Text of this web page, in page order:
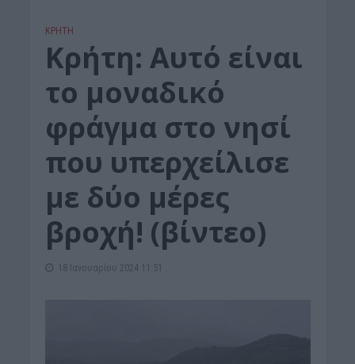
ΚΡΗΤΗ
Κρήτη: Αυτό είναι
το μοναδικό
φράγμα στο νησί
που υπερχείλισε
με δύο μέρες
βροχή! (βίντεο)
18 Ιανουαρίου 2024 11:51